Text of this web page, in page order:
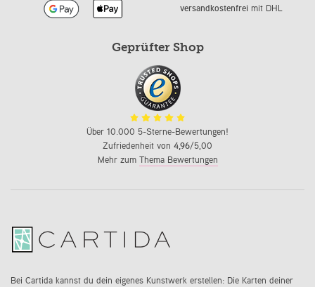
versandkostenfreimit DHL
Geprüfter Shop
Über 10.000 5-Sterne-Bewertungen!
Zufriedenheit von 4,96/5,00
Mehr zum Thema Bewertungen
Bei Cartida kannst du dein eigenes Kunstwerk erstellen: Die Karten deiner